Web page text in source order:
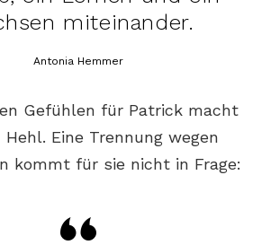
miteinander.
Antonia Hemmer
Gefühlen für Patrick macht
Eine Trennung wegen
kommt für sie nicht in Frage: